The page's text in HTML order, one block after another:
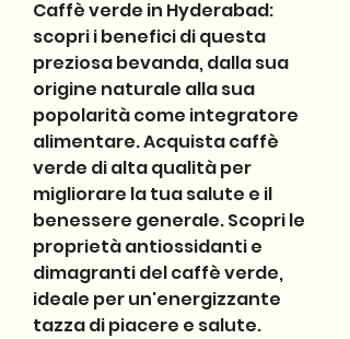
Caffè verde in Hyderabad:
scopri i benefici di questa
preziosa bevanda, dalla sua
origine naturale alla sua
popolarità come integratore
alimentare. Acquista caffè
verde di alta qualità per
migliorare la tua salute e il
benessere generale. Scopri le
proprietà antiossidanti e
dimagranti del caffè verde,
ideale per un'energizzante
tazza di piacere e salute.